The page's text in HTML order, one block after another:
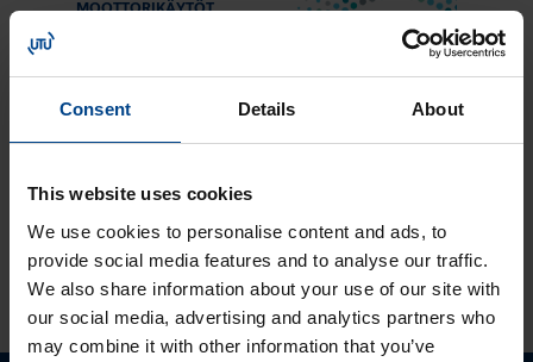
Consent Details About
This website uses cookies
We use cookies to personalise content and ads, to
provide social media features and to analyse our traffic.
We also share information about your use of our site with
our social media, advertising and analytics partners who
may combine it with other information that you’ve
MOOTTORIKÄYTÖT
tuotteet jo lähes
30 vuotta
KATSO LISÄÄ ARTIKKELEITA